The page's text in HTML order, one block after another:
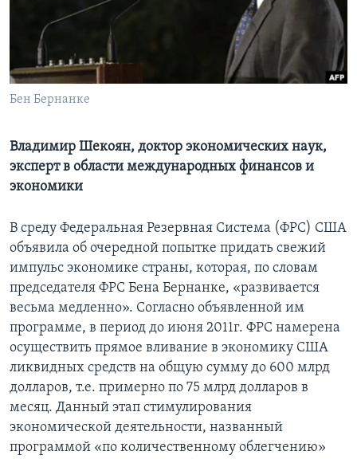
Learning English
СОЦИАЛЬНЫЕ СЕТИ
Языки
Бен Бернанке
Владимир Шекоян, доктор экономических наук,
эксперт в области международных финансов и
экономики
В среду Федеральная Резервная Система (ФРС) США
объявила об очередной попытке придать свежий
импульс экономике страны, которая, по словам
председателя ФРС Бена Бернанке, «развивается
весьма медленно». Согласно объявленной им
программе, в период до июня 2011г. ФРС намерена
осуществить прямое вливание в экономику США
ликвидных средств на общую сумму до 600 млрд
долларов, т.е. примерно по 75 млрд долларов в
месяц. Данный этап стимулирования
экономической деятельности, названный
программой «по количественному облегчению»